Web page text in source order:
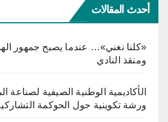
أحدث المقالات
«كلنا نغني»… عندما يصبح جمهور
ومنقذ النادي
الأكاديمية الوطنية الصيفية
ورشة تكوينية حول الحوكمة